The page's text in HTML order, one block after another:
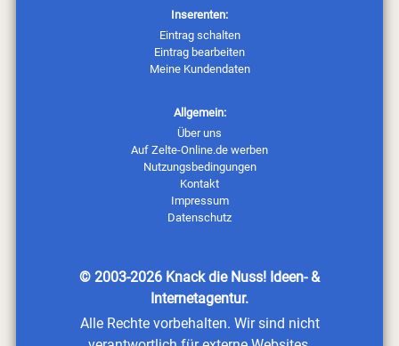
Inserenten:
Eintrag schalten
Eintrag bearbeiten
Meine Kundendaten
Allgemein:
Über uns
Auf Zelte-Online.de werben
Nutzungsbedingungen
Kontakt
Impressum
Datenschutz
© 2003-2026 Knack die Nuss! Ideen- &
Internetagentur.
Alle Rechte vorbehalten. Wir sind nicht